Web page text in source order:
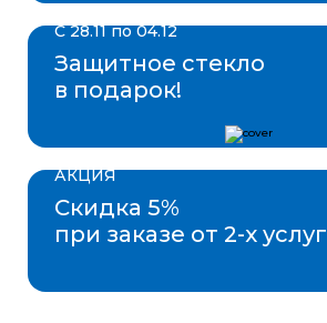
С 28.11 по 04.12
Защитное стекло
в подарок!
АКЦИЯ
Скидка 5%
при заказе от 2-х услуг